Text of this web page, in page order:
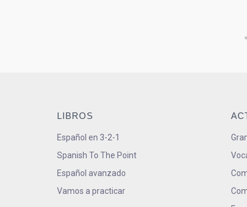
LIBROS
Español en 3-2-1
Spanish To The Point
Español avanzado
Vamos a practicar